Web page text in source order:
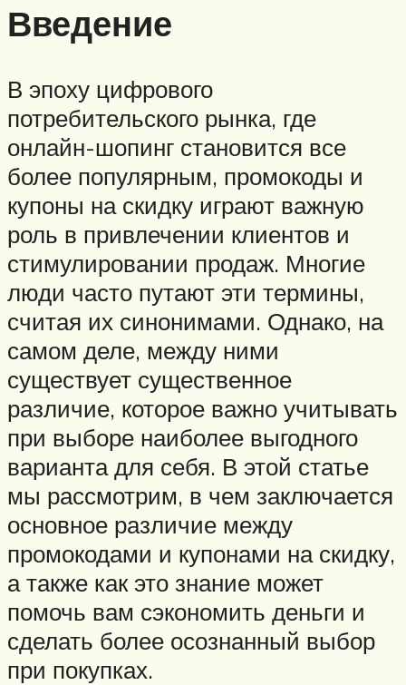
Введение
В эпоху цифрового
потребительского рынка, где
онлайн-шопинг становится все
более популярным, промокоды и
купоны на скидку играют важную
роль в привлечении клиентов и
стимулировании продаж. Многие
люди часто путают эти термины,
считая их синонимами. Однако, на
самом деле, между ними
существует существенное
различие, которое важно учитывать
при выборе наиболее выгодного
варианта для себя. В этой статье
мы рассмотрим, в чем заключается
основное различие между
промокодами и купонами на скидку,
а также как это знание может
помочь вам сэкономить деньги и
сделать более осознанный выбор
при покупках.